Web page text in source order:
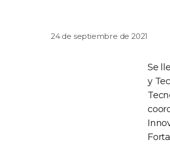
24 de septiembre de 2021
Se
y